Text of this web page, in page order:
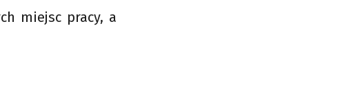
miejsc pracy, a